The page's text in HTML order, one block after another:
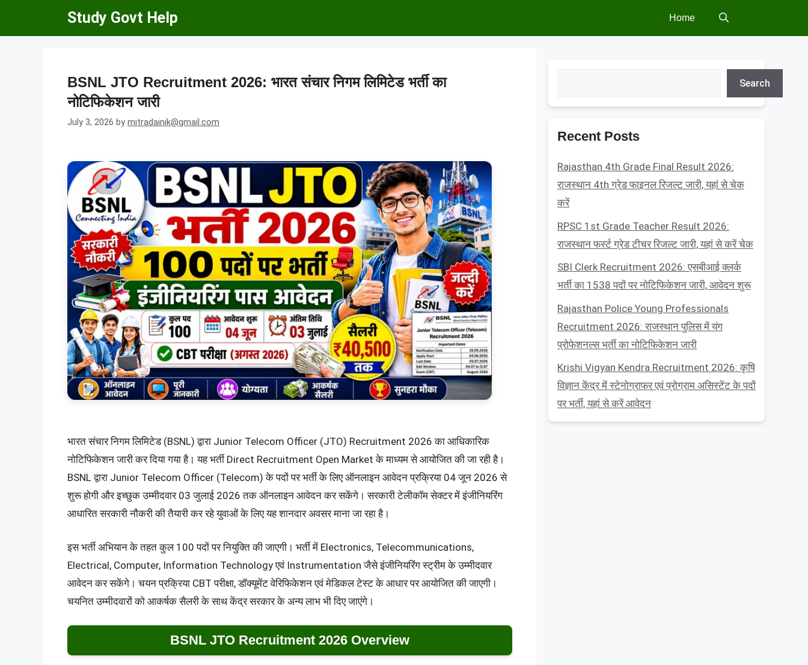
Study Govt Help Home
BSNL JTO Recruitment 2026: भारत संचार निगम लिमिटेड भर्ती का
नोटिफिकेशन जारी
July 3, 2026 by mitradainik@gmail.com
भारत संचार निगम लिमिटेड (BSNL) द्वारा Junior Telecom Officer (JTO) Recruitment 2026 का आधिकारिक
नोटिफिकेशन जारी कर दिया गया है। यह भर्ती Direct Recruitment Open Market के माध्यम से आयोजित की जा रही है।
BSNL द्वारा Junior Telecom Officer (Telecom) के पदों पर भर्ती के लिए ऑनलाइन आवेदन प्रक्रिया 04 जून 2026 से
शुरू होगी और इच्छुक उम्मीदवार 03 जुलाई 2026 तक ऑनलाइन आवेदन कर सकेंगे। सरकारी टेलीकॉम सेक्टर में इंजीनियरिंग
आधारित सरकारी नौकरी की तैयारी कर रहे युवाओं के लिए यह शानदार अवसर माना जा रहा है।
इस भर्ती अभियान के तहत कुल 100 पदों पर नियुक्ति की जाएगी। भर्ती में Electronics, Telecommunications,
Electrical, Computer, Information Technology एवं Instrumentation जैसे इंजीनियरिंग स्ट्रीम के उम्मीदवार
आवेदन कर सकेंगे। चयन प्रक्रिया CBT परीक्षा, डॉक्यूमेंट वेरिफिकेशन एवं मेडिकल टेस्ट के आधार पर आयोजित की जाएगी।
चयनित उम्मीदवारों को आकर्षक सैलरी के साथ केंद्र सरकार के अन्य लाभ भी दिए जाएंगे।
BSNL JTO Recruitment 2026 Overview
Search
Recent Posts
Rajasthan 4th Grade Final Result 2026:
राजस्थान 4th ग्रेड फाइनल रिजल्ट जारी, यहां से चेक
करें
RPSC 1st Grade Teacher Result 2026:
राजस्थान फर्स्ट ग्रेड टीचर रिजल्ट जारी, यहां से करें चेक
SBI Clerk Recruitment 2026: एसबीआई क्लर्क
भर्ती का 1538 पदों पर नोटिफिकेशन जारी, आवेदन शुरू
Rajasthan Police Young Professionals
Recruitment 2026: राजस्थान पुलिस में यंग
प्रोफेशनल्स भर्ती का नोटिफिकेशन जारी
Krishi Vigyan Kendra Recruitment 2026: कृषि
विज्ञान केंद्र में स्टेनोग्राफर एवं प्रोग्राम असिस्टेंट के पदों
पर भर्ती, यहां से करें आवेदन